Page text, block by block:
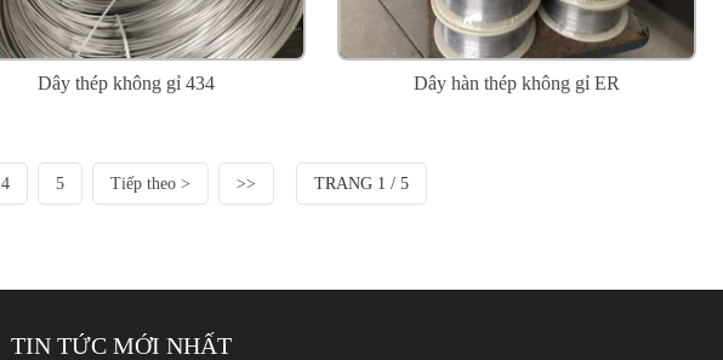
Dây thép không gỉ 434 Dây hàn thép không gỉ ER
4 5 Tiếp theo > >> TRANG 1 / 5
TIN TỨC MỚI NHẤT